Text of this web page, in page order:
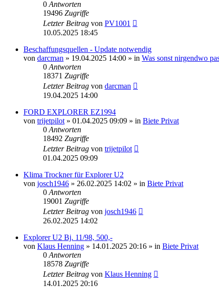
0 Antworten
19496 Zugriffe
Letzter Beitrag von PV1001
10.05.2025 18:45
Beschaffungsquellen - Update notwendig
von darcman » 19.04.2025 14:00 » in Was sonst nirgendwo
0 Antworten
18371 Zugriffe
Letzter Beitrag von darcman
19.04.2025 14:00
FORD EXPLORER EZ1994
von trijetpilot » 01.04.2025 09:09 » in Biete Privat
0 Antworten
18492 Zugriffe
Letzter Beitrag von trijetpilot
01.04.2025 09:09
Klima Trockner für Explorer U2
von josch1946 » 26.02.2025 14:02 » in Biete Privat
0 Antworten
19001 Zugriffe
Letzter Beitrag von josch1946
26.02.2025 14:02
Explorer U2 Bj. 11/98, 500,-
von Klaus Henning » 14.01.2025 20:16 » in Biete Privat
0 Antworten
18578 Zugriffe
Letzter Beitrag von Klaus Henning
14.01.2025 20:16